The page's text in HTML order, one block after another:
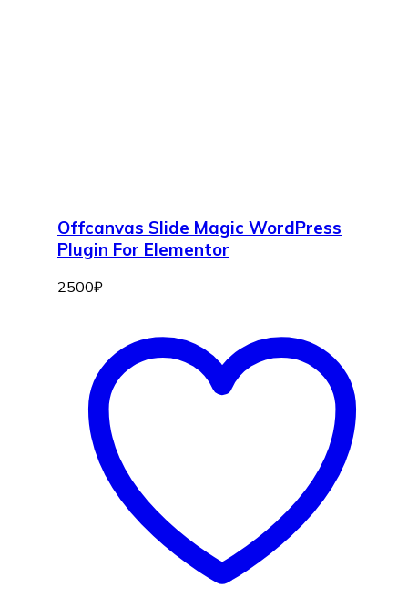
Offcanvas Slide Magic WordPress
Plugin For Elementor
2500₽